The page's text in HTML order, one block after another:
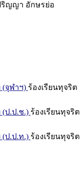
ญญา อักษรย่อ
(จุฬาฯ) ร้องเรียนทุจริต
(ป.ป.ช.) ร้องเรียนทุจริต
(ป.ป.ท.) ร้องเรียนทุจริต